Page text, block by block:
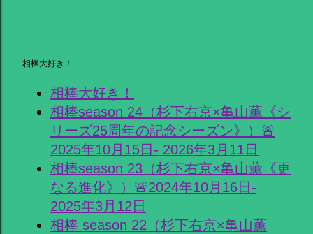
相棒大好き！
相棒大好き！
相棒season 24（杉下右京×亀山薫《シ
リーズ25周年の記念シーズン》）🚨
2025年10月15日- 2026年3月11日
相棒season 23（杉下右京×亀山薫《更
なる進化》）🚨2024年10月16日-
2025年3月12日
相棒 season 22（杉下右京×亀山薫